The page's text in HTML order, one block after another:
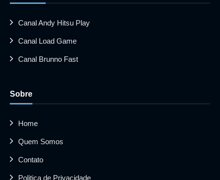
Canal Andy Hitsu Play
Canal Load Game
Canal Brunno Fast
Sobre
Home
Quem Somos
Contato
Politica de Privacidade